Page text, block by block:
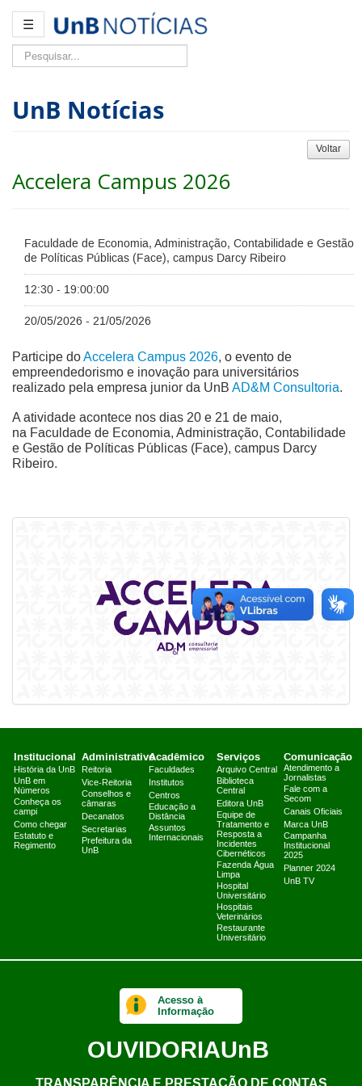
☰
Pesquisar...
UnB Notícias
Voltar
Accelera Campus 2026
Faculdade de Economia, Administração, Contabilidade e Gestão
de Políticas Públicas (Face), campus Darcy Ribeiro
12:30 - 19:00:00
20/05/2026 - 21/05/2026
Participe doAccelera Campus 2026, o evento de
empreendedorismo e inovação para universitários
realizado pela empresa junior da UnB AD&M Consultoria.
A atividade acontece nos dias 20 e 21 de maio,
na Faculdade de Economia, Administração, Contabilidade
e Gestão de Políticas Públicas (Face), campus Darcy
Ribeiro.
Institucional
História da UnB
UnB em
Números
Conheça os
campi
Como chegar
Estatuto e
Regimento
Administrativo
Reitoria
Vice-Reitoria
Conselhos e
câmaras
Decanatos
Secretarias
Prefeitura da
UnB
Acadêmico
Faculdades
Institutos
Centros
Educação a
Distância
Assuntos
Internacionais
Serviços
Arquivo Central
Biblioteca
Central
Editora UnB
Equipe de
Tratamento e
Resposta a
Incidentes
Cibernéticos
Fazenda Água
Limpa
Hospital
Universitário
Hospitais
Veterinários
Restaurante
Universitário
Comunicação
Atendimento a
Jornalistas
Fale com a
Secom
Canais Oficiais
Marca UnB
Campanha
Institucional
2025
Planner 2024
UnB TV
Acesso à
Informação
OUVIDORIAUnB